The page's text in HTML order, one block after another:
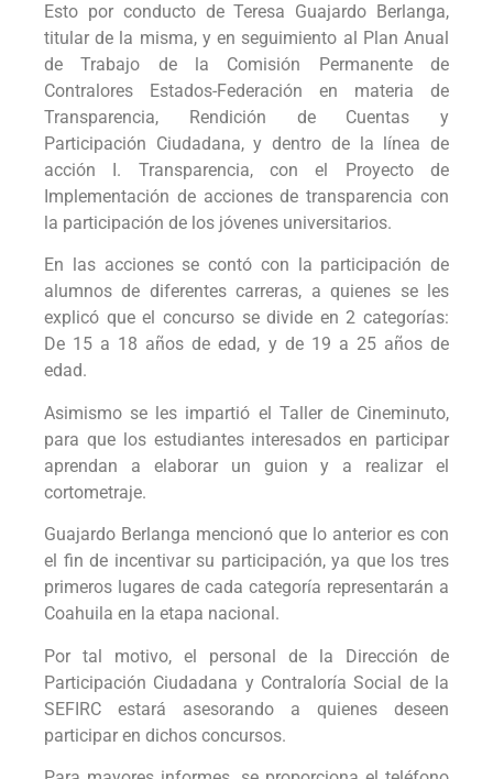
Esto por conducto de Teresa Guajardo Berlanga,
titular de la misma, y en seguimiento al Plan Anual
de Trabajo de la Comisión Permanente de
Contralores Estados-Federación en materia de
Transparencia, Rendición de Cuentas y
Participación Ciudadana, y dentro de la línea de
acción I. Transparencia, con el Proyecto de
Implementación de acciones de transparencia con
la participación de los jóvenes universitarios.
En las acciones se contó con la participación de
alumnos de diferentes carreras, a quienes se les
explicó que el concurso se divide en 2 categorías:
De 15 a 18 años de edad, y de 19 a 25 años de
edad.
Asimismo se les impartió el Taller de Cineminuto,
para que los estudiantes interesados en participar
aprendan a elaborar un guion y a realizar el
cortometraje.
Guajardo Berlanga mencionó que lo anterior es con
el fin de incentivar su participación, ya que los tres
primeros lugares de cada categoría representarán a
Coahuila en la etapa nacional.
Por tal motivo, el personal de la Dirección de
Participación Ciudadana y Contraloría Social de la
SEFIRC estará asesorando a quienes deseen
participar en dichos concursos.